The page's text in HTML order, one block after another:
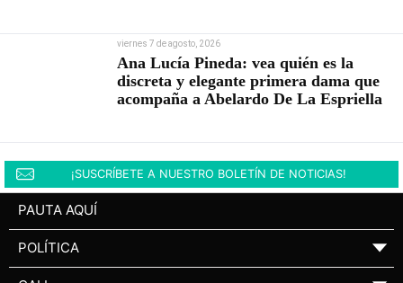
viernes 7 de agosto, 2026
Ana Lucía Pineda: vea quién es la
discreta y elegante primera dama que
acompaña a Abelardo De La Espriella
¡SUSCRÍBETE A NUESTRO BOLETÍN DE NOTICIAS!
PAUTA AQUÍ
POLÍTICA ▼